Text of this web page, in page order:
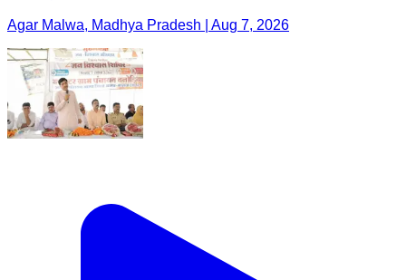
Agar Malwa, Madhya Pradesh | Aug 7, 2026